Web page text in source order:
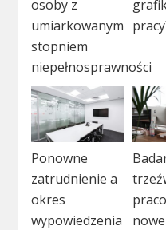
osoby z
umiarkowanym
stopniem
niepełnosprawności
Ponowne
zatrudnienie a
okres
wypowiedzenia
nowe